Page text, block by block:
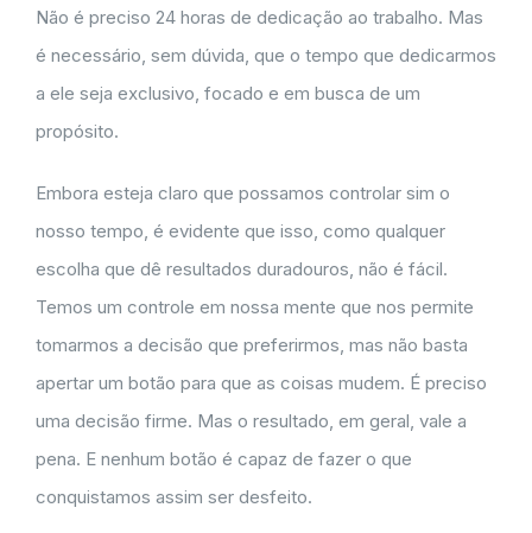
Não é preciso 24 horas de dedicação ao trabalho. Mas
é necessário, sem dúvida, que o tempo que dedicarmos
a ele seja exclusivo, focado e em busca de um
propósito.
Embora esteja claro que possamos controlar sim o
nosso tempo, é evidente que isso, como qualquer
escolha que dê resultados duradouros, não é fácil.
Temos um controle em nossa mente que nos permite
tomarmos a decisão que preferirmos, mas não basta
apertar um botão para que as coisas mudem. É preciso
uma decisão firme. Mas o resultado, em geral, vale a
pena. E nenhum botão é capaz de fazer o que
conquistamos assim ser desfeito.